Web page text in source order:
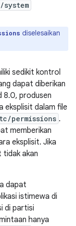
/system
diselesaikan
sedikit kontrol
dapat diberikan
8.0, produsen
eksplisit dalam file
permissions .
memberikan
eksplisit. Jika
tidak akan
dapat
istimewa di
di partisi
hanya